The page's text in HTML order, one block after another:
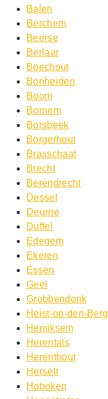
Balen
Berchem
Beerse
Berlaar
Boechout
Bonheiden
Boom
Bornem
Borsbeek
Borgerhout
Brasschaat
Brecht
Berendrecht
Dessel
Deurne
Duffel
Edegem
Ekeren
Essen
Geel
Grobbendonk
Heist-op-den-Berg
Hemiksem
Herentals
Herenthout
Herselt
Hoboken